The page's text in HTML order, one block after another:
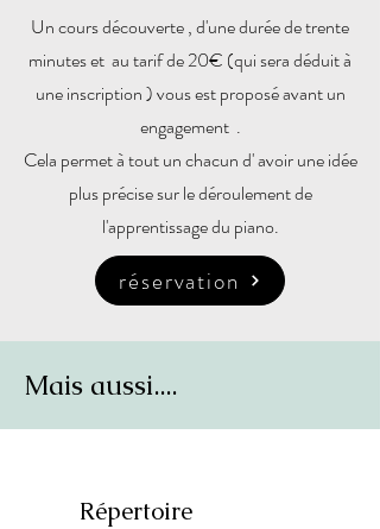
Un cours découverte , d'une durée de trente
minutes et au tarif de 20€ (qui sera déduit à
une inscription ) vous est proposé avant un
engagement .
Cela permet à tout un chacun d' avoir une idée
plus précise sur le déroulement de
l'apprentissage du piano.
réservation
Mais aussi....
Répertoire